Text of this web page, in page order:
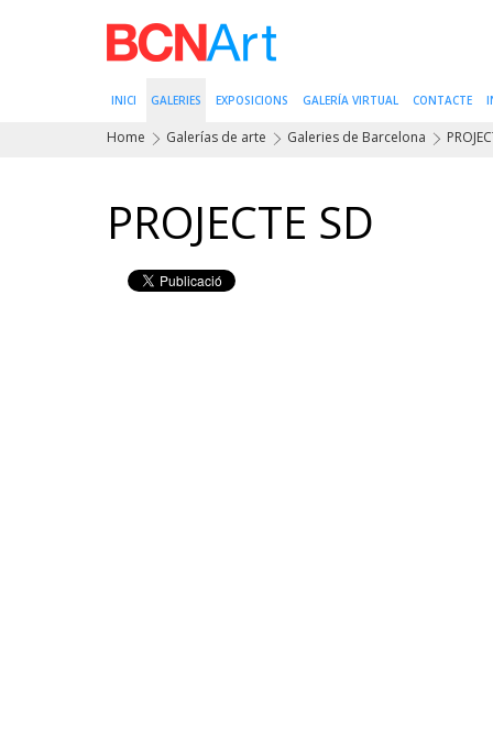
INICI GALERIES EXPOSICIONS GALERÍA VIRTUAL CONTACTE
Home Galerías de arte Galeries de Barcelona
PROJECTE SD